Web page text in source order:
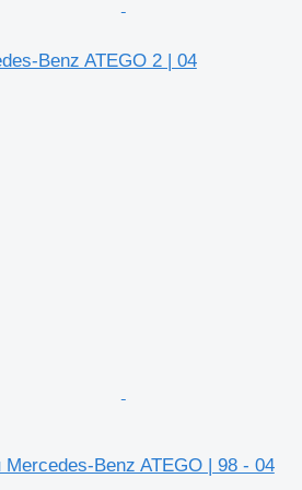
Benz ATEGO 2 | 04
Benz ATEGO | 98 - 04